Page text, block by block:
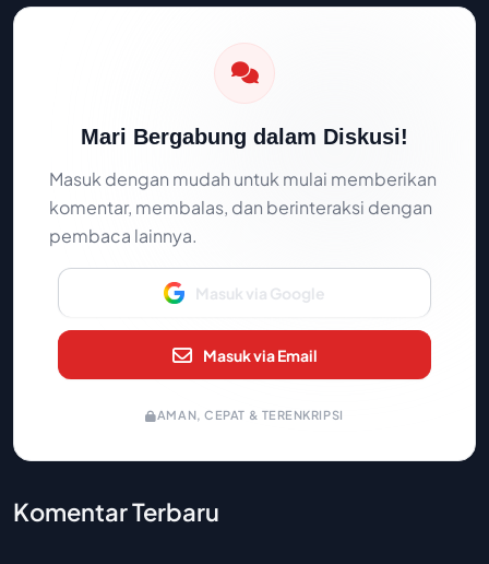
Mari Bergabung dalam Diskusi!
Masuk dengan mudah untuk mulai memberikan
komentar, membalas, dan berinteraksi dengan
pembaca lainnya.
Masuk via Google
Masuk via Email
AMAN, CEPAT & TERENKRIPSI
Komentar Terbaru